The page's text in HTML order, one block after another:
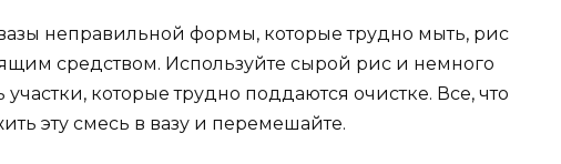
неправильной формы, которые трудно мыть, рис
средством. Используйте сырой рис и немного
которые трудно поддаются очистке. Все, что
эту смесь в вазу и перемешайте.